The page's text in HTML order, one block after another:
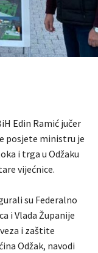
Edin Ramić jučer
posjete ministru je
i trga u Odžaku
vijećnice.
su Federalno
i Vlada Županije
i zaštite
Odžak, navodi